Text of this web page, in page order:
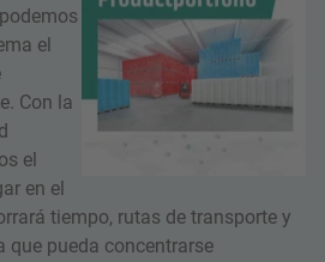
el
Con la
el
en el
tiempo, rutas de transporte y
que pueda concentrarse